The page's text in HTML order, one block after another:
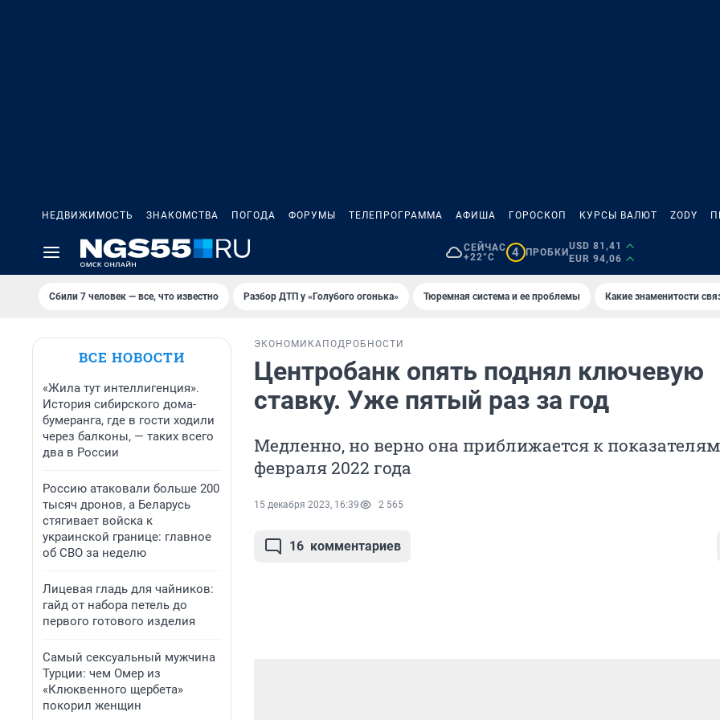
НЕДВИЖИМОСТЬ ЗНАКОМСТВА ПОГОДА ФОРУМЫ ТЕЛЕПРОГРАММА АФИША ГОРОСКОП КУРСЫ ВАЛЮТ ZODY
СЕЙЧАС
+22°C
4 ПРОБКИ
USD 81,41
EUR 94,06
Сбили 7 человек — все, что известно Разбор ДТП у «Голубого огонька» Тюремная система и ее проблемы Какие знаменитости
ВСЕ НОВОСТИ
«Жила тут интеллигенция».
История сибирского дома-
бумеранга, где в гости ходили
через балконы, — таких всего
два в России
Россию атаковали больше 200
тысяч дронов, а Беларусь
стягивает войска к
украинской границе: главное
об СВО за неделю
Лицевая гладь для чайников:
гайд от набора петель до
первого готового изделия
Самый сексуальный мужчина
Турции: чем Омер из
«Клюквенного щербета»
покорил женщин
ЭКОНОМИКА ПОДРОБНОСТИ
Центробанк опять поднял ключевую
ставку. Уже пятый раз за год
Медленно, но верно она приближается к показателям
февраля 2022 года
15 декабря 2023, 16:39 2 565
16 комментариев